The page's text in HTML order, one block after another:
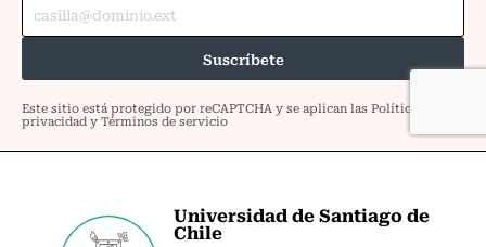
Universidad de Santiago de
Chile